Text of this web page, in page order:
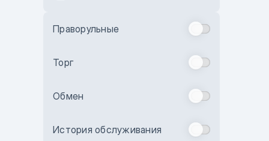
Бежевый
Комбинированный
Праворульные
Торг
Обмен
История обслуживания